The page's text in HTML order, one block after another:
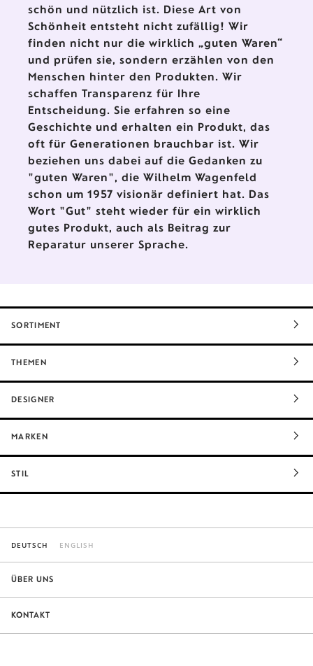
schön und nützlich ist. Diese Art von
Schönheit entsteht nicht zufällig! Wir
finden nicht nur die wirklich „guten Waren“
und prüfen sie, sondern erzählen von den
Menschen hinter den Produkten. Wir
schaffen Transparenz für Ihre
Entscheidung. Sie erfahren so eine
Geschichte und erhalten ein Produkt, das
oft für Generationen brauchbar ist. Wir
beziehen uns dabei auf die Gedanken zu
"guten Waren", die Wilhelm Wagenfeld
schon um 1957 visionär definiert hat. Das
Wort "Gut" steht wieder für ein wirklich
gutes Produkt, auch als Beitrag zur
Reparatur unserer Sprache.
SORTIMENT
THEMEN
DESIGNER
MARKEN
STIL
DEUTSCH ENGLISH
ÜBER UNS
KONTAKT